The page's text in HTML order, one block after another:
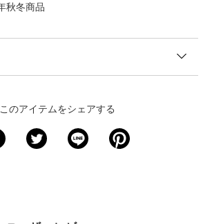
秋冬商品
このアイテムをシェアする